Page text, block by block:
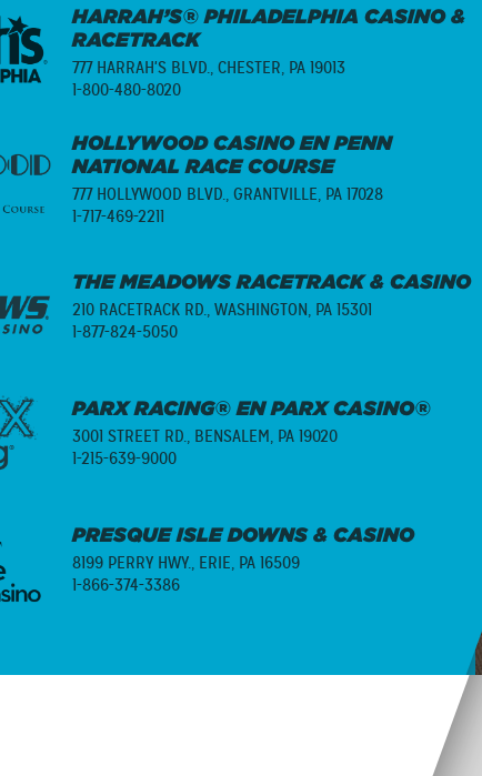
HARRAH’S® PHILADELPHIA CASINO &
RACETRACK
777 HARRAH'S BLVD., CHESTER, PA 19013
1-800-480-8020
HOLLYWOOD CASINO EN PENN
NATIONAL RACE COURSE
777 HOLLYWOOD BLVD., GRANTVILLE, PA 17028
1-717-469-2211
THE MEADOWS RACETRACK & CASINO
210 RACETRACK RD., WASHINGTON, PA 15301
1-877-824-5050
PARX RACING® EN PARX CASINO®
3001 STREET RD., BENSALEM, PA 19020
1-215-639-9000
PRESQUE ISLE DOWNS & CASINO
8199 PERRY HWY., ERIE, PA 16509
1-866-374-3386